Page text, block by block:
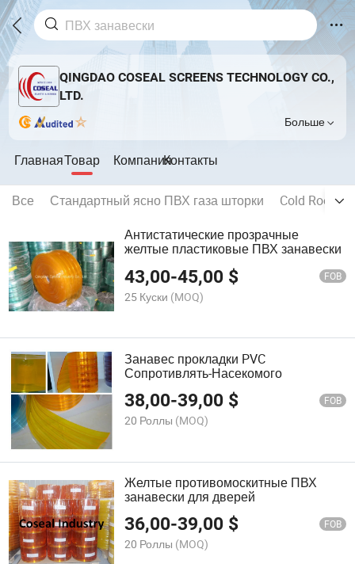
QINGDAO COSEAL SCREENS TECHNOLOGY CO.,
LTD.
Больше
ГлавнаяТовар КомпанияКонтакты
Все Стандартный ясно ПВХ газа шторки
Cold Room
Антистатические прозрачные
желтые пластиковые ПВХ занавески
43,00-45,00 $ FOB
25 Куски (MOQ)
Занавес прокладки PVC
Сопротивлять-Насекомого
38,00-39,00 $ FOB
20 Роллы (MOQ)
Желтые противомоскитные ПВХ
занавески для дверей
36,00-39,00 $ FOB
20 Роллы (MOQ)